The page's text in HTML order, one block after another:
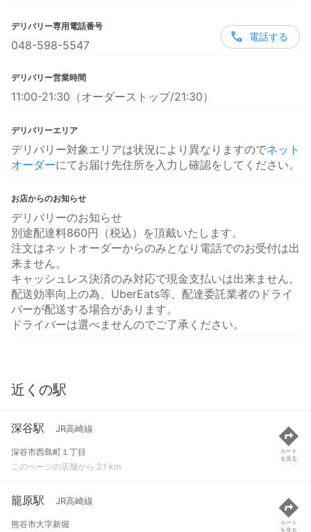
デリバリー専用電話番号
048-598-5547
電話する
デリバリー営業時間
11:00-21:30（オーダーストップ/21:30）
デリバリーエリア
デリバリー対象エリアは状況により異なりますのでネット
オーダーにてお届け先住所を入力し確認をしてください。
お店からのお知らせ
デリバリーのお知らせ
別途配達料860円（税込）を頂戴いたします。
注文はネットオーダーからのみとなり電話でのお受付は出
来ません。
キャッシュレス決済のみ対応で現金支払いは出来ません。
配送効率向上の為、UberEats等、配達委託業者のドライ
バーが配送する場合があります。
ドライバーは選べませんのでご了承ください。
近くの駅
深谷駅 JR高崎線
深谷市西島町１丁目
このページの店舗から 2.1 km
ルート
を見る
籠原駅 JR高崎線
熊谷市大字新堀
ルート
を見る